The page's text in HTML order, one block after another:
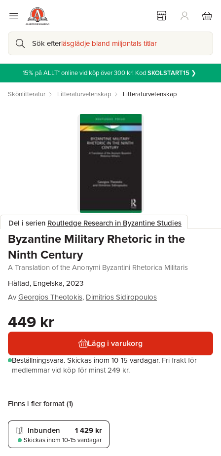
Sök efterläsglädje bland miljontals titlar
15% på ALLT* online vid köp över 300 kr! KodSKOLSTART15 ❯
Skönlitteratur Litteraturvetenskap Litteraturvetenskap
Del i serien Routledge Research in Byzantine Studies
Byzantine Military Rhetoric in the
Ninth Century
A Translation of the Anonymi Byzantini Rhetorica Militaris
Häftad, Engelska, 2023
AvGeorgios Theotokis, Dimitrios Sidiropoulos
449 kr
Lägg i varukorg
Beställningsvara.Skickas inom 10-15 vardagar. Fri frakt för
medlemmar vid köp för minst 249 kr.
Finns i fler format (1)
Inbunden 1 429 kr
Skickas inom 10-15 vardagar